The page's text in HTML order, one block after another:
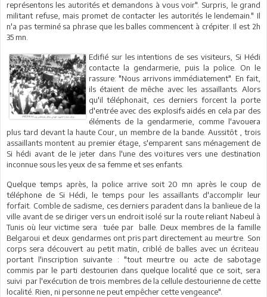
représentons les autorités et demandons à vous voir". Surpris, le grand
militant refuse, mais promet de contacter les autorités le lendemain." Il
n'a pas terminé sa phrase que les balles commencent à crépiter. Il est 2h
35 mn.
Edifié sur les intentions de ses visiteurs, Si Hédi
contacte la gendarmerie, puis la police. On le
rassure: "Nous arrivons immédiatement". En fait,
ils étaient de mêche avec les assaillants. Alors
qu'il téléphonait, ces derniers forcent la porte
d'entrée avec des explosifs aidés en cela par des
éléments de la gendarmerie, comme l'avouera
plus tard devant la haute Cour, un membre de la bande. Aussitôt , trois
assaillants montent au premier étage, s'emparent sans ménagement de
Si hédi avant de le jeter dans l'une des voitures vers une destination
inconnue sous les yeux de sa femme et ses enfants.
Quelque temps après, la police arrive soit 20 mn après le coup de
téléphone de Si Hédi, le temps pour les assaillants d'accomplir leur
forfait. Comble de sadisme, ces derniers paradent dans la banlieue de la
ville avant de se diriger vers un endroit isolé sur la route reliant Nabeul à
Tunis où leur victime sera tuée par balle. Deux membres de la famille
Belgaroui et deux gendarmes ont pris part directement au meurtre. Son
corps sera découvert au petit matin, criblé de balles avec un écriteau
portant l'inscription suivante : "tout meurtre ou acte de sabotage
commis par le parti destourien dans quelque localité que ce soit, sera
suivi par l'exécution de trois membres de la cellule destourienne de cette
localité. Rien, ni personne ne peut empêcher cette vengeance".